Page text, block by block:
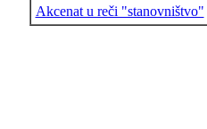
Akcenat u reči "stanovništvo"